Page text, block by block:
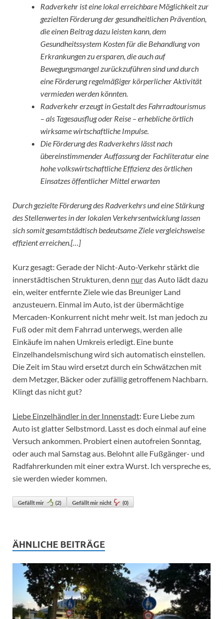
Radverkehr ist eine lokal erreichbare Möglichkeit zur
gezielten Förderung der gesundheitlichen Prävention,
die einen Beitrag dazu leisten kann, dem
Gesundheitssystem Kosten für die Behandlung von
Erkrankungen zu ersparen, die auch auf
Bewegungsmangel zurückzuführen sind und durch
eine Förderung regelmäßiger körperlicher Aktivität
vermieden werden könnten.
Radverkehr erzeugt in Gestalt des Fahrradtourismus
– als Tagesausflug oder Reise – erhebliche örtlich
wirksame wirtschaftliche Impulse.
Die Förderung des Radverkehrs lässt nach
übereinstimmender Auffassung der Fachliteratur eine
hohe volkswirtschaftliche Effizienz des örtlichen
Einsatzes öffentlicher Mittel erwarten
Durch gezielte Förderung des Radverkehrs und eine Stärkung
des Stellenwertes in der lokalen Verkehrsentwicklung lassen
sich somit gesamtstädtisch bedeutsame Ziele vergleichsweise
effizient erreichen.[…]
Kurz gesagt: Gerade der Nicht-Auto-Verkehr stärkt die
innerstädtischen Strukturen, denn nurdas Auto lädt dazu
ein, weiter entfernte Ziele wie das Breuniger Land
anzusteuern. Einmal im Auto, ist der übermächtige
Mercaden-Konkurrent nicht mehr weit. Ist man jedoch zu
Fuß oder mit dem Fahrrad unterwegs, werden alle
Einkäufe im nahen Umkreis erledigt. Eine bunte
Einzelhandelsmischung wird sich automatisch einstellen.
Die Zeit im Stau wird ersetzt durch ein Schwätzchen mit
dem Metzger, Bäcker oder zufällig getroffenem Nachbarn.
Klingt das nicht gut?
Liebe Einzelhändler in der Innenstadt: Eure Liebe zum
Auto ist glatter Selbstmord. Lasst es doch einmal auf eine
Versuch ankommen. Probiert einen autofreien Sonntag,
oder auch mal Samstag aus. Belohnt alle Fußgänger- und
Radfahrerkunden mit einer extra Wurst. Ich verspreche es,
sie werden wieder kommen.
Gefällt mir (2) Gefällt mir nicht (0)
ÄHNLICHE BEITRÄGE